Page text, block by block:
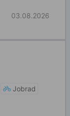
03.08.2026
Jobrad